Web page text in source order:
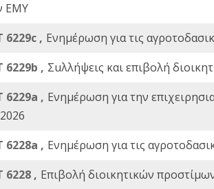
ΕΜΥ
6229c , Ενημέρωση για τις
6229b , Σuλλήψεις και επιβολή
6229a , Ενημέρωση για την
6228a , Ενημέρωση για τις
6228 , Επιβολή διοικητικών